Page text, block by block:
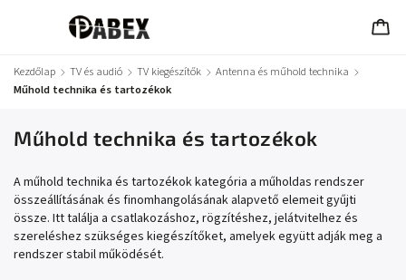
Kezdőlap / TV és audió / TV kiegészítők / Antenna és műhold technika /
Műhold technika és tartozékok
Műhold technika és tartozékok
A műhold technika és tartozékok kategória a műholdas rendszer
összeállításának és finomhangolásának alapvető elemeit gyűjti
össze. Itt találja a csatlakozáshoz, rögzítéshez, jelátvitelhez és
szereléshez szükséges kiegészítőket, amelyek együtt adják meg a
rendszer stabil működését.